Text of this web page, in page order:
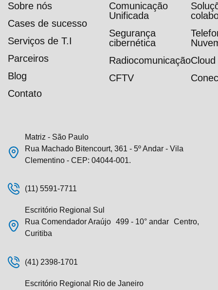
Sobre nós
Cases de sucesso
Serviços de T.I
Parceiros
Blog
Contato
Comunicação
Unificada
Segurança
cibernética
RadiocomunicaçãoCloud
CFTV
Matriz - São Paulo
Rua Machado Bitencourt, 361 - 5º Andar - Vila
Clementino - CEP: 04044-001.
(11) 5591-7711
Escritório Regional Sul
Rua Comendador Araújo 499 - 10° andar Centro,
Curitiba
(41) 2398-1701
Escritório Regional Rio de Janeiro